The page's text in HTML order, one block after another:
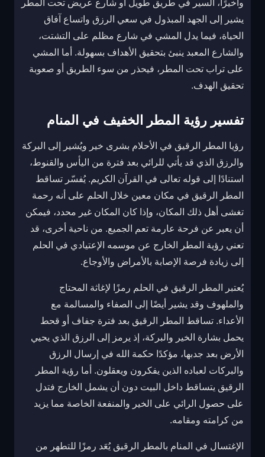
وأخيرًا، السير في طريق طويل أو شارع عريض تحت المطر
يشير إلى الجهد المبذول في سعي الرزق واتساع آفاق
الحياة، فيما يدل المشي في شارع مظلم على التشتت،
والشارع المعبد ينبئ بتحقيق الأهداف بسهولة. أما المشي
على تراب تحت المطر، فيحذر من سوء الطريق أو صعوبة
تحقيق الهدف.
تفسير رؤية المطر الخفيف في المنام
رؤيا المطر الرقيق في الأحلام بشرى خير ويُشير إلى البركة
والرزق الذي قد يأتي للرائي بعد فترة من اليأس والقنوط،
استنادًا إلى قوله تعالى في القرآن الكريم. يُفسّر تساقط
المطر الرقيق في مكان معين خلال الحلم على أنه رحمة
تغشى أهل ذلك المكان، وإذا كان المكان غير محدد، فيمكن
أن يعبر عن فرحة عارمة تعم الجميع. من ناحية أخرى، قد
تعني رؤية المطر الخارج عن موسمه الإعتيادي في الحلم
إلى زيادة فرصة الإصابة بالأمراض والأوجاع.
يُعتبر المطر الرقيق في الحلم رمزًا لإغاثة المحتاج
والملهوف وقد يشير أيضًا إلى الصفاء والمسالمة مع
الأعداء. تساقط المطر الرقيق بعد فترة جفاف أو قحط
يحمل بشارة الخير والبركة، إذ يرمز إلى الرزق الذي يحيي
الأرض بعد جدبها، مؤكدًا حكمة الله في إرسال الرزق
والبركات لعباده الذين يفكرون ويعقلون. أما رؤية المطر
الرقيق يتساقط داخل البيت دون أن يشمل الخارج فتدل
على حصول الرائي على الخير والمنفعة الخاصة مما يزيد
من كرامته ومقامه.
الإغتسال في المنام بالمطر الرقيق يُعَد رمزًا للتطهر من